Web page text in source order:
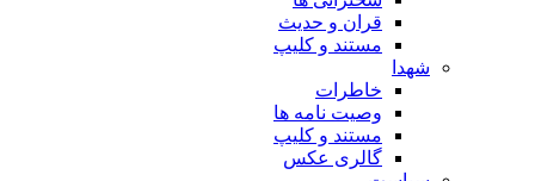
قران و حدیث
مستند و کلیپ
شهدا
خاطرات
وصیت نامه ها
مستند و کلیپ
گالری عکس